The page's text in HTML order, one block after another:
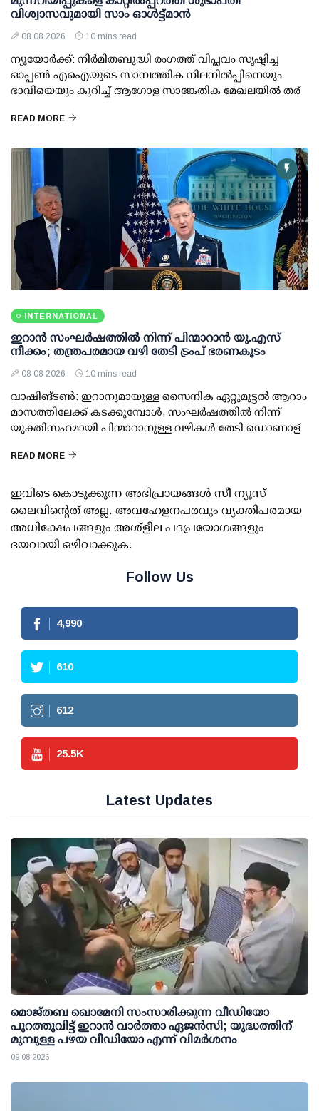
വിശ്വാസവുമായി സാം ഓള്‍ട്ട്മാന്‍
08 08 2026 10 mins read
ന്യൂയോര്‍ക്ക്: നിര്‍മിതബുദ്ധി രംഗത്ത് വിപ്ലവം സൃഷ്ടിച്ച
ഓപ്പണ്‍ എഐയുടെ സാമ്പത്തിക നിലനില്‍പ്പിനെയും
ഭാവിയെയും കുറിച്ച് ആഗോള സാങ്കേതിക മേഖലയില്‍ തര്
READ MORE
INTERNATIONAL
ഇറാന്‍ സംഘര്‍ഷത്തില്‍ നിന്ന് പിന്മാറാന്‍ യു.എസ്
നീക്കം; തന്ത്രപരമായ വഴി തേടി ട്രംപ് ഭരണകൂടം
08 08 2026 10 mins read
വാഷിങ്ടണ്‍: ഇറാനുമായുള്ള സൈനിക ഏറ്റുമുട്ടല്‍ ആറാം
മാസത്തിലേക്ക് കടക്കുമ്പോള്‍, സംഘര്‍ഷത്തില്‍ നിന്ന്
യുക്തിസഹമായി പിന്മാറാനുള്ള വഴികള്‍ തേടി ഡൊണാള്
READ MORE
ഇവിടെ കൊടുക്കുന്ന അഭിപ്രായങ്ങള്‍ സീ ന്യൂസ്
ലൈവിന്റെത് അല്ല. അവഹേളനപരവും വ്യക്തിപരമായ
അധിക്ഷേപങ്ങളും അശ്‌ളീല പദപ്രയോഗങ്ങളും
ദയവായി ഒഴിവാക്കുക.
Follow Us
4,990
610
612
25.5K
Latest Updates
മൊജ്തബ ഖൊമേനി സംസാരിക്കുന്ന വീഡിയോ
പുറത്തുവിട്ട് ഇറാന്‍ വാര്‍ത്താ ഏജന്‍സി; യുദ്ധത്തിന്
മുമ്പുള്ള പഴയ വീഡിയോ എന്ന് വിമര്‍ശനം
09 08 2026